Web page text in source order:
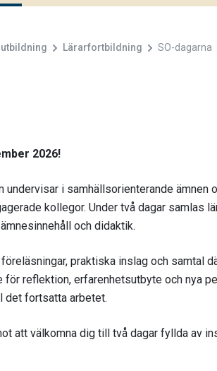
Lärarfortbildning SO-dagarna
2026!
i samhällsorienterande ämnen
kollegor. Under två dagar samlas
och didaktik.
praktiska inslag och samtal
för reflektion, erfarenhetsutbyte och nya
det fortsatta arbetet.
att välkomna dig till två dagar fyllda av